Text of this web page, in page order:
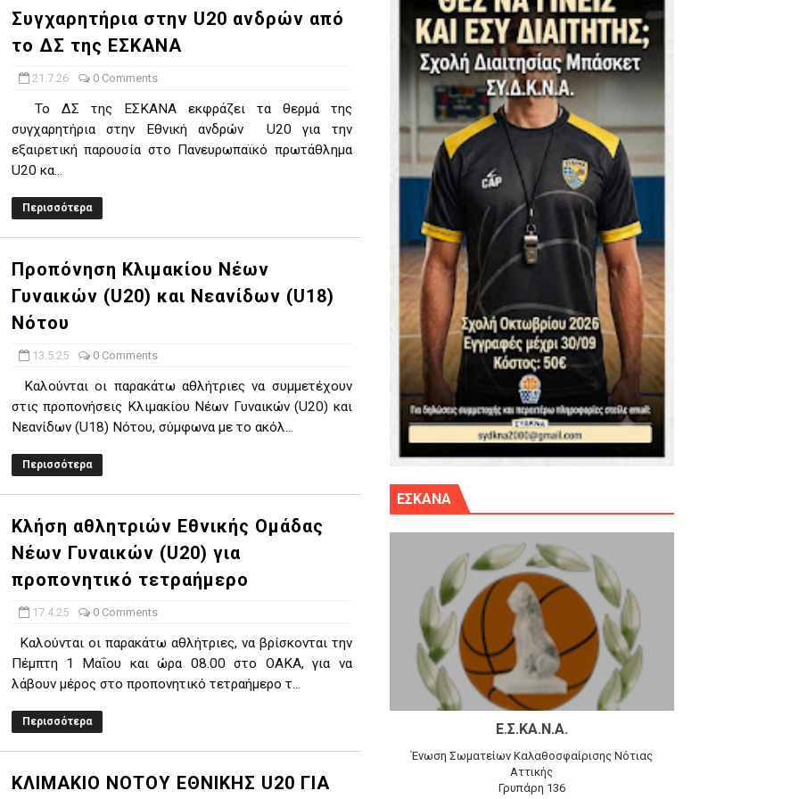
71-56 την Δραπετσώνα στον μικρό τελικό
83-72 τον Εθνικό Λαγυνών
ΣΤΗΝ NL 2 : ΑΥΡΙΟ ΚΥΡΙΑΚΗ 21.06.26 ΣΤΟ ΕΑΚ ΒΟΛΟΥ ΜΑΝΔΡΑΪΚΟΣ -ΕΘΝΙΚΟΣ ΛΑΓΥΝΩΝ
Ρέντης στον τελικό 104-77 την Δραπετσώνα επανήλθε στην Α΄ εφήβων - Στον τελικό με Ερμή Αργ. νίκησε 72-54 το Πέρα
ΣΗΜΕΡΑ ΑΕ ΡΕΝΤΗ ΔΡΑΠΕΤΣΩΝΑ ΔΑΣ (19.30) & ΕΡΜΗΣ ΑΡΓΥΡΟΥΠ. -ΠΕΡΑ (21.30)
Ηλίας 77-73 μέσα στο Πέραμα την Φιλία
των γραφείων της ΕΣΚΑΝΑ στον Δήμο Νίκαιας/Ρέντη
με Αρετσού ο Πανελευσινιακός 55-67 (video της αναμέτρησης)
τιμήθηκε από το ΔΣ της ΕΣΚΑΝΑ για την κατάκτηση του τιτλου στην Ένωση
ο Μανδραϊκός σε ματς θρίλερ με απίστευτη ανατροπή από το -20 77-69 την φοβερή Προοδευτική
: 39Η ΕΠΕΤΕΙΟΣ ΑΠΟ ΤΟ ΕΠΟΣ ΤΟΥ 1987
κυπέλλου ανδρών ΕΣΚΑΝΑ Μανδραϊκός Προοδευτική στο νέο κλ. Αγίου Δημητρίου την Κυριακή 14.6.26
Πανελευσινιακό στον τελικό αύριο με Αρετσού (το video του αγώνα)
η Φιλία Περάματος έφερε την σειρά στα ίσια (1-1) νίκησε τον Προφήτη Ηλία 78-74 στα Καμίνια
ΑΕ Ρέντη, Πέρα , Ερμής Αργυρ. και Δραπετσώνα
Συγχαρητήρια στην U20 ανδρών από
το ΔΣ της ΕΣΚΑΝΑ
21.7.26 0 Comments
Το ΔΣ της ΕΣΚΑΝΑ εκφράζει τα θερμά της
συγχαρητήρια στην Εθνική ανδρών U20 για την
εξαιρετική παρουσία στο Πανευρωπαϊκό πρωτάθλημα
U20 κα...
Περισσότερα
Προπόνηση Κλιμακίου Νέων
Γυναικών (U20) και Νεανίδων (U18)
Νότου
13.5.25 0 Comments
Καλούνται οι παρακάτω αθλήτριες να συμμετέχουν
στις προπονήσεις Κλιμακίου Νέων Γυναικών (U20) και
Νεανίδων (U18) Νότου, σύμφωνα με το ακόλ...
Περισσότερα
Κλήση αθλητριών Εθνικής Ομάδας
Νέων Γυναικών (U20) για
προπονητικό τετραήμερο
17.4.25 0 Comments
Καλούνται οι παρακάτω αθλήτριες, να βρίσκονται την
Πέμπτη 1 Μαΐου και ώρα 08.00 στο ΟΑΚΑ, για να
λάβουν μέρος στο προπονητικό τετραήμερο τ...
Περισσότερα
ΚΛΙΜΑΚΙΟ ΝΟΤΟΥ ΕΘΝΙΚΗΣ U20 ΓΙΑ
ΕΣΚΑΝΑ
Ε.Σ.ΚΑ.Ν.Α.
Ένωση Σωματείων Καλαθοσφαίρισης Νότιας
Αττικής
Γρυπάρη 136